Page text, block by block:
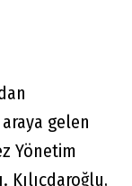
gelen
Yönetim
Kılıçdaroğlu,